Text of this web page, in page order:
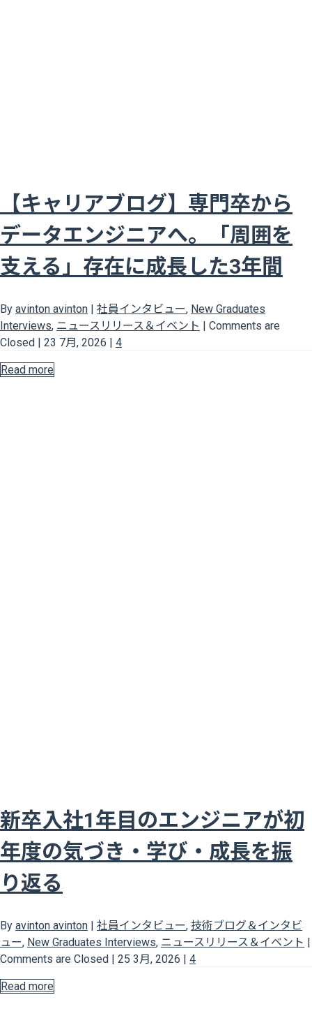
【キャリアブログ】専門卒から
データエンジニアへ。「周囲を
支える」存在に成長した3年間
By avinton avinton 社員インタビュー, New Graduates
Interviews, ニュースリリース＆イベント
Comments are
Closed
23 7月, 2026 4
Read more
新卒入社1年目のエンジニアが初
年度の気づき・学び・成長を振
り返る
By avinton avinton | 社員インタビュー, 技術ブログ＆インタビ
ュー, New Graduates Interviews, ニュースリリース＆イベント |
Comments are Closed | 25 3月, 2026 | 4
Read more